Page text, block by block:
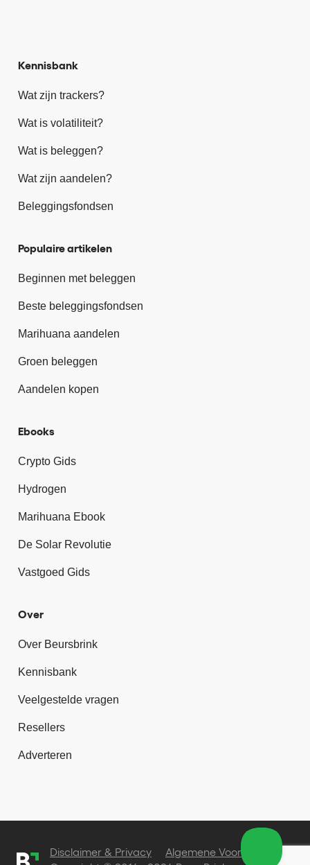
Kennisbank
Wat zijn trackers?
Wat is volatiliteit?
Wat is beleggen?
Wat zijn aandelen?
Beleggingsfondsen
Populaire artikelen
Beginnen met beleggen
Beste beleggingsfondsen
Marihuana aandelen
Groen beleggen
Aandelen kopen
Ebooks
Crypto Gids
Hydrogen
Marihuana Ebook
De Solar Revolutie
Vastgoed Gids
Over
Over Beursbrink
Kennisbank
Veelgestelde vragen
Resellers
Adverteren
Disclaimer & Privacy Algemene Voorwaarden